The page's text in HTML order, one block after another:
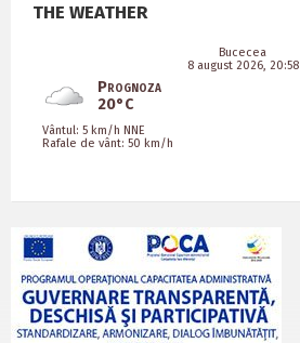
THE WEATHER
Bucecea
8 august 2026, 20:58
Prognoza
20°C
Vântul: 5 km/h NNE
Rafale de vânt: 50 km/h